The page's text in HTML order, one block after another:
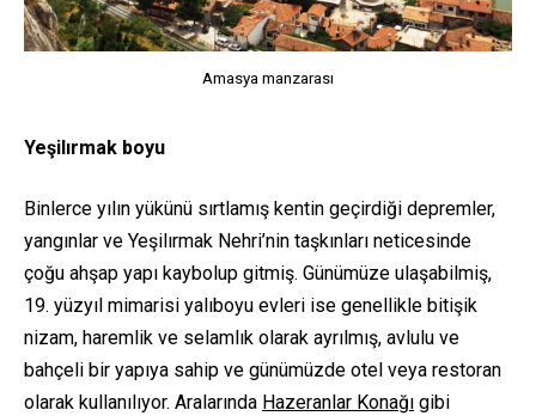
Amasya manzarası
Yeşilırmak boyu
Binlerce yılın yükünü sırtlamış kentin geçirdiği depremler,
yangınlar ve Yeşilırmak Nehri’nin taşkınları neticesinde
çoğu ahşap yapı kaybolup gitmiş. Günümüze ulaşabilmiş,
19. yüzyıl mimarisi yalıboyu evleri ise genellikle bitişik
nizam, haremlik ve selamlık olarak ayrılmış, avlulu ve
bahçeli bir yapıya sahip ve günümüzde otel veya restoran
olarak kullanılıyor. Aralarında Hazeranlar Konağı gibi